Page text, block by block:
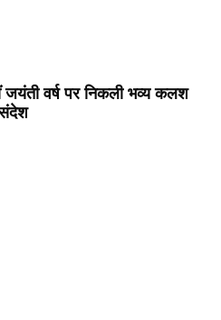
जयंती वर्ष पर निकली भव्य कलश
संदेश